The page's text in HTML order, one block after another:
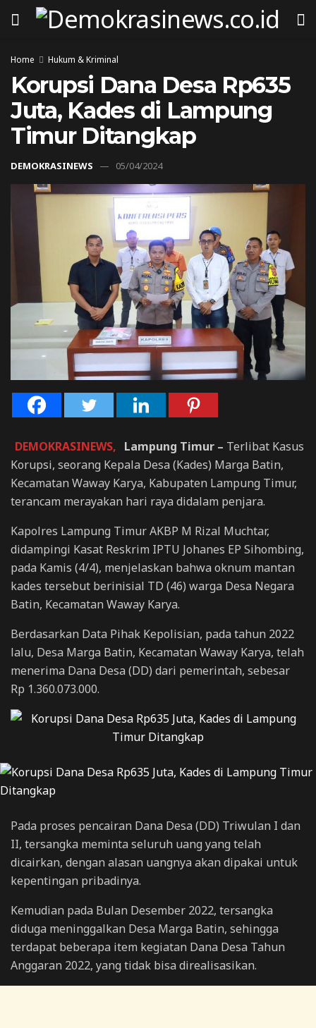
Home Hukum & Kriminal
Korupsi Dana Desa Rp635
Juta, Kades di Lampung
Timur Ditangkap
DEMOKRASINEWS 05/04/2024
DEMOKRASINEWS, Lampung Timur – Terlibat Kasus
Korupsi, seorang Kepala Desa (Kades) Marga Batin,
Kecamatan Waway Karya, Kabupaten Lampung Timur,
terancam merayakan hari raya didalam penjara.
Kapolres Lampung Timur AKBP M Rizal Muchtar,
didampingi Kasat Reskrim IPTU Johanes EP Sihombing,
pada Kamis (4/4), menjelaskan bahwa oknum mantan
kades tersebut berinisial TD (46) warga Desa Negara
Batin, Kecamatan Waway Karya.
Berdasarkan Data Pihak Kepolisian, pada tahun 2022
lalu, Desa Marga Batin, Kecamatan Waway Karya, telah
menerima Dana Desa (DD) dari pemerintah, sebesar
Rp 1.360.073.000.
Pada proses pencairan Dana Desa (DD) Triwulan I dan
II, tersangka meminta seluruh uang yang telah
dicairkan, dengan alasan uangnya akan dipakai untuk
kepentingan pribadinya.
Kemudian pada Bulan Desember 2022, tersangka
diduga meninggalkan Desa Marga Batin, sehingga
terdapat beberapa item kegiatan Dana Desa Tahun
Anggaran 2022, yang tidak bisa direalisasikan.